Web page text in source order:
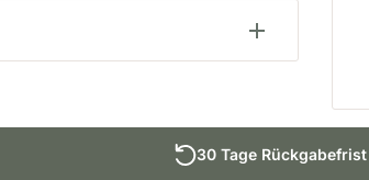
30 Tage Rückgabefrist